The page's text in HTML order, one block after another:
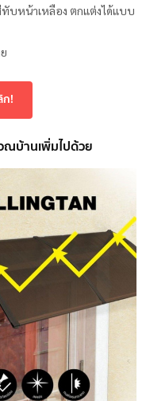
บหน้าเหลือง ตกแต่งได้แบบ
ก!
ณบ้านเพิ่มไปด้วย